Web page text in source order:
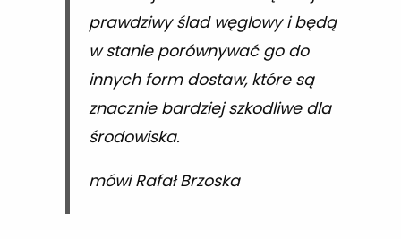
prawdziwy ślad węglowy i będą
w stanie porównywać go do
innych form dostaw, które są
znacznie bardziej szkodliwe dla
środowiska.
mówi Rafał Brzoska